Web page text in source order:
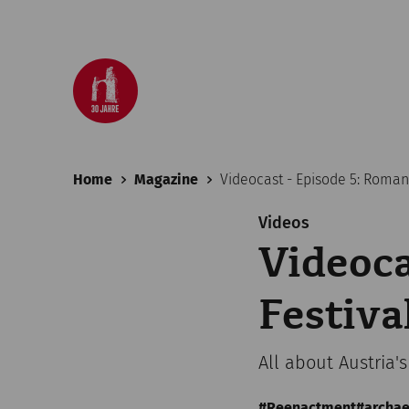
Home Magazine Videocast - Episode 5:
Videos
All about